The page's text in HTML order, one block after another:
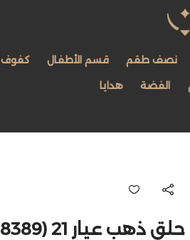
لمعة اللؤلؤة
نصف طقم قسم الأطفال كفوف
الفضة هدايا
حلق ذهب عيار 21 (E8389)